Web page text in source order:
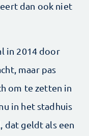
dan ook niet
in 2014 door
maar pas
om te zetten in
in het stadhuis
dat geldt als een